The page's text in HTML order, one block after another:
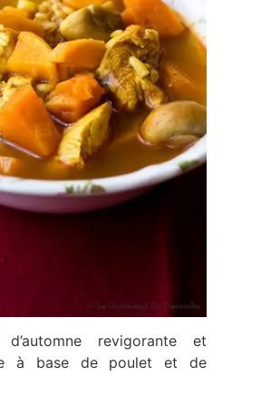
revigorante et
à base de poulet et de